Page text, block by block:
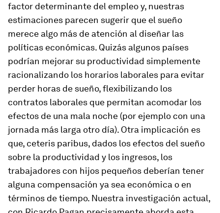
factor determinante del empleo y, nuestras
estimaciones parecen sugerir que el sueño
merece algo más de atención al diseñar las
políticas económicas. Quizás algunos países
podrían mejorar su productividad simplemente
racionalizando los horarios laborales para evitar
perder horas de sueño, flexibilizando los
contratos laborales que permitan acomodar los
efectos de una mala noche (por ejemplo con una
jornada más larga otro día). Otra implicación es
que, ceteris paribus, dados los efectos del sueño
sobre la productividad y los ingresos, los
trabajadores con hijos pequeños deberían tener
alguna compensación ya sea económica o en
términos de tiempo. Nuestra investigación actual,